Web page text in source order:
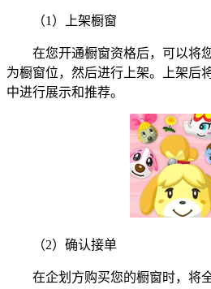
（1）上架橱窗
在您开通橱窗资格后，可以将
为橱窗位，然后进行上架。上架后
中进行展示和推荐。
（2）确认接单
在企划方购买您的橱窗时，将